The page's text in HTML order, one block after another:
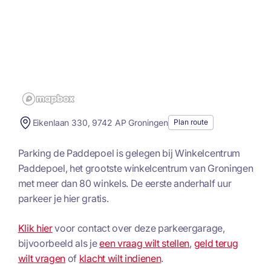
Parking de Paddepoel is gelegen bij Winkelcentrum
Paddepoel, het grootste winkelcentrum van Groningen
met meer dan 80 winkels. De eerste anderhalf uur
parkeer je hier gratis.
Klik hiervoor contact over deze parkeergarage,
bijvoorbeeld als jeeen vraag wilt stellen, geld terug
wilt vragen of klacht wilt indienen.
Eikenlaan 330, 9742 AP Groningen Plan route